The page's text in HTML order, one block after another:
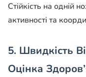
Стійкість на одній
активності та
5. Швидкість
Оцінка